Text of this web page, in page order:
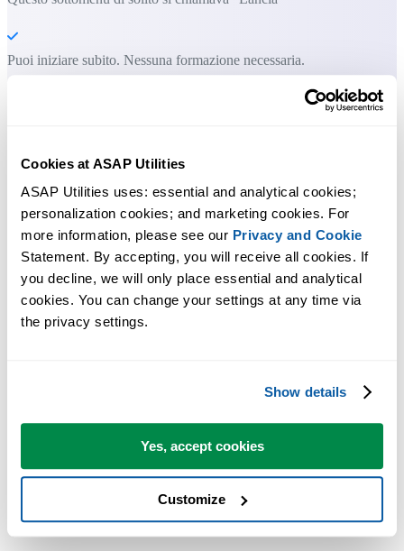
Cookies at ASAP Utilities
ASAP Utilities uses: essential and analytical cookies;
personalization cookies; and marketing cookies. For
more information, please see our Privacy and Cookie
Statement. By accepting, you will receive all cookies. If
you decline, we will only place essential and analytical
cookies. You can change your settings at any time via
the privacy settings.
Show details
Yes, accept cookies
Customize
Puoi iniziare subito. Nessuna formazione necessaria.
Utilizzato da team in oltre 28.500 organizzazioni.
Strumenti Excel che fanno risparmiare tempo
cose che Excel da solo non può fare.
10